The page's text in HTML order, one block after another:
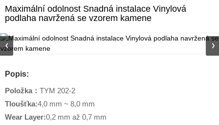
Maximální odolnost Snadná instalace Vinylová
podlaha navržená se vzorem kamene
Popis:
Položka ： TYM 202-2
Tloušťka:4,0 mm ~ 8,0 mm
Wear Layer:0,2 mm až 0,7 mm